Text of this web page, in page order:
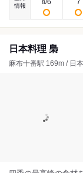
情報
8/6 7
日本料理 梟
麻布十番駅 169m / 日